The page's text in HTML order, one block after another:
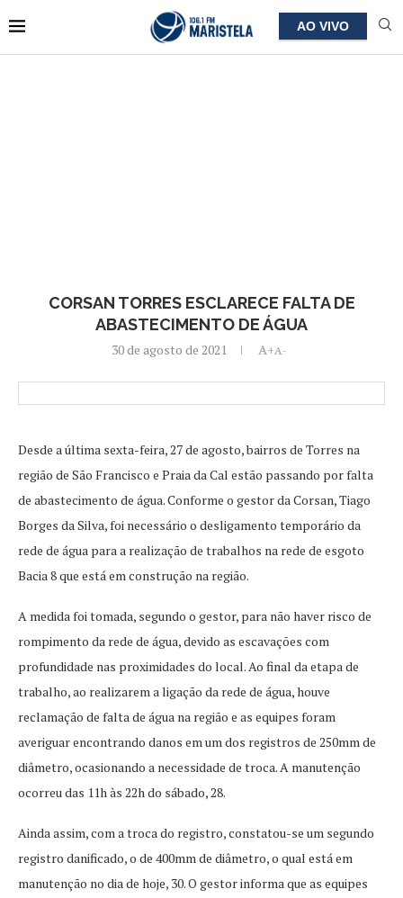
AO VIVO
CORSAN TORRES ESCLARECE FALTA DE
ABASTECIMENTO DE ÁGUA
30 de agosto de 2021 A+A-
Desde a última sexta-feira, 27 de agosto, bairros de Torres na
região de São Francisco e Praia da Cal estão passando por falta
de abastecimento de água. Conforme o gestor da Corsan, Tiago
Borges da Silva, foi necessário o desligamento temporário da
rede de água para a realização de trabalhos na rede de esgoto
Bacia 8 que está em construção na região.
A medida foi tomada, segundo o gestor, para não haver risco de
rompimento da rede de água, devido as escavações com
profundidade nas proximidades do local. Ao final da etapa de
trabalho, ao realizarem a ligação da rede de água, houve
reclamação de falta de água na região e as equipes foram
averiguar encontrando danos em um dos registros de 250mm de
diâmetro, ocasionando a necessidade de troca. A manutenção
ocorreu das 11h às 22h do sábado, 28.
Ainda assim, com a troca do registro, constatou-se um segundo
registro danificado, o de 400mm de diâmetro, o qual está em
manutenção no dia de hoje, 30. O gestor informa que as equipes